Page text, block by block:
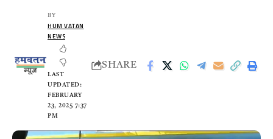
LAST
UPDATED:
FEBRUARY
23, 2025 7:37
PM
BY
HUM VATAN
NEWS
SHARE